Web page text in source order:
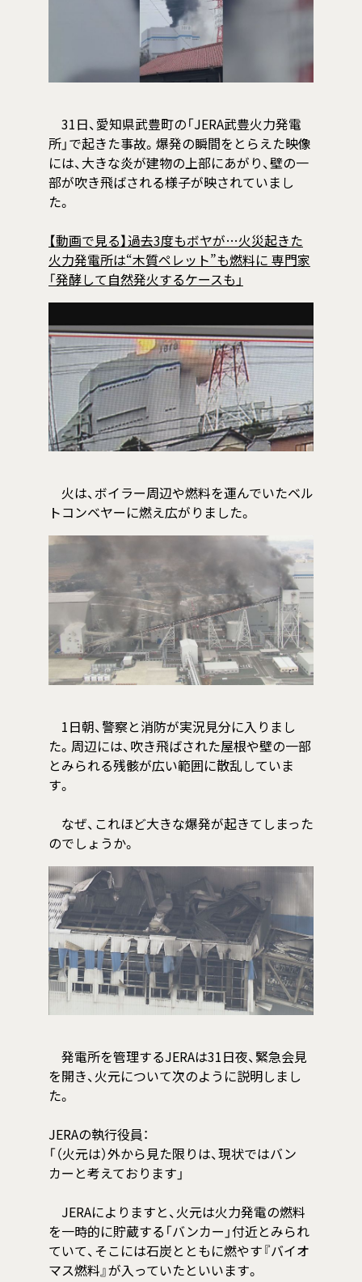
31日、愛知県武豊町の「JERA武豊火力発電
所」で起きた事故。爆発の瞬間をとらえた映像
には、大きな炎が建物の上部にあがり、壁の一
部が吹き飛ばされる様子が映されていまし
た。
【動画で見る】過去3度もボヤが…火災起きた
火力発電所は“木質ペレット”も燃料に 専門家
「発酵して自然発火するケースも」
火は、ボイラー周辺や燃料を運んでいたベル
トコンベヤーに燃え広がりました。
1日朝、警察と消防が実況見分に入りまし
た。周辺には、吹き飛ばされた屋根や壁の一部
とみられる残骸が広い範囲に散乱していま
す。
なぜ、これほど大きな爆発が起きてしまった
のでしょうか。
発電所を管理するJERAは31日夜、緊急会見
を開き、火元について次のように説明しまし
た。
JERAの執行役員：
「（火元は）外から見た限りは、現状ではバン
カーと考えております」
JERAによりますと、火元は火力発電の燃料
を一時的に貯蔵する「バンカー」付近とみられ
ていて、そこには石炭とともに燃やす『バイオ
マス燃料』が入っていたといいます。